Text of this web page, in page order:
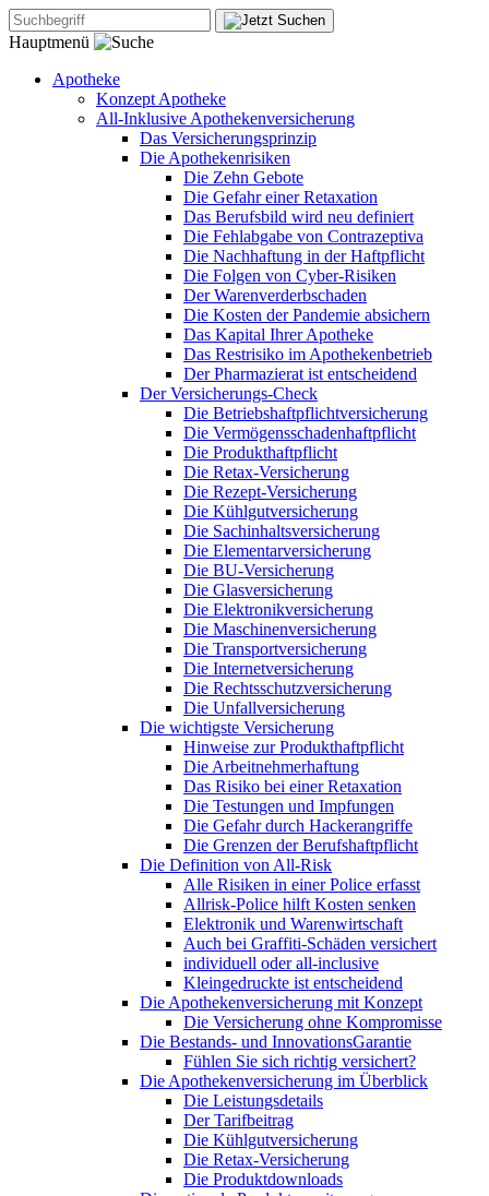
Hauptmenü
Apotheke
Konzept Apotheke
All-Inklusive Apothekenversicherung
Das Versicherungsprinzip
Die Apothekenrisiken
Die Zehn Gebote
Die Gefahr einer Retaxation
Das Berufsbild wird neu definiert
Die Fehlabgabe von Contrazeptiva
Die Nachhaftung in der Haftpflicht
Die Folgen von Cyber-Risiken
Der Warenverderbschaden
Die Kosten der Pandemie absichern
Das Kapital Ihrer Apotheke
Das Restrisiko im Apothekenbetrieb
Der Pharmazierat ist entscheidend
Der Versicherungs-Check
Die Betriebshaftpflichtversicherung
Die Vermögensschadenhaftpflicht
Die Produkthaftpflicht
Die Retax-Versicherung
Die Rezept-Versicherung
Die Kühlgutversicherung
Die Sachinhaltsversicherung
Die Elementarversicherung
Die BU-Versicherung
Die Glasversicherung
Die Elektronikversicherung
Die Maschinenversicherung
Die Transportversicherung
Die Internetversicherung
Die Rechtsschutzversicherung
Die Unfallversicherung
Die wichtigste Versicherung
Hinweise zur Produkthaftpflicht
Die Arbeitnehmerhaftung
Das Risiko bei einer Retaxation
Die Testungen und Impfungen
Die Gefahr durch Hackerangriffe
Die Grenzen der Berufshaftpflicht
Die Definition von All-Risk
Alle Risiken in einer Police erfasst
Allrisk-Police hilft Kosten senken
Elektronik und Warenwirtschaft
Auch bei Graffiti-Schäden versichert
individuell oder all-inclusive
Kleingedruckte ist entscheidend
Die Apothekenversicherung mit Konzept
Die Versicherung ohne Kompromisse
Die Bestands- und InnovationsGarantie
Fühlen Sie sich richtig versichert?
Die Apothekenversicherung im Überblick
Die Leistungsdetails
Der Tarifbeitrag
Die Kühlgutversicherung
Die Retax-Versicherung
Die Produktdownloads